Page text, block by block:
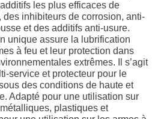
les plus efficaces de
des inhibiteurs de corrosion, anti-
et des additifs anti-usure.
unique assure la lubrification
à feu et leur protection dans
extrêmes. Il s’agit
service et protecteur pour le
des conditions de haute et
Adapté pour une utilisation sur
plastiques et